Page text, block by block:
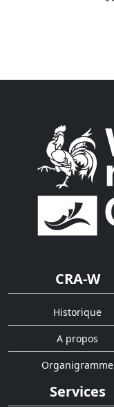
CRA-W
Historique
A propos
Organigramme
Services